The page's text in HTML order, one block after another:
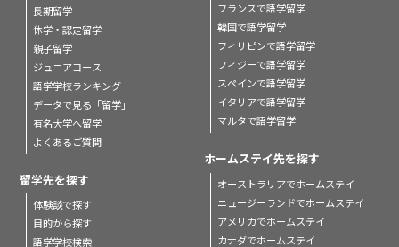
長期留学
休学・認定留学
親子留学
ジュニアコース
語学学校ランキング
データで見る「留学」
有名大学へ留学
よくあるご質問
留学先を探す
体験談で探す
目的から探す
語学学校検索
フランスで語学留学
韓国で語学留学
フィリピンで語学留学
フィジーで語学留学
スペインで語学留学
イタリアで語学留学
マルタで語学留学
ホームステイ先を探す
オーストラリアでホームステイ
ニュージーランドでホームステイ
アメリカでホームステイ
カナダでホームステイ